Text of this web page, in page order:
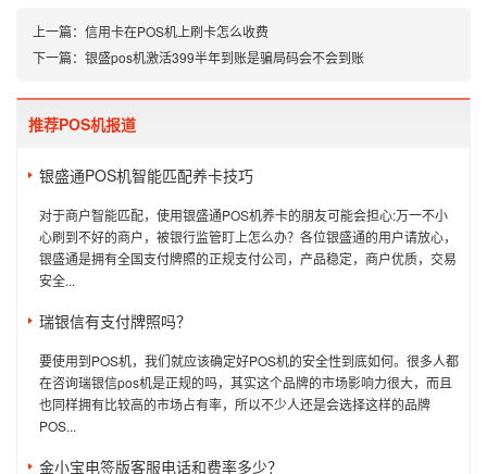
上一篇： 信用卡在POS机上刷卡怎么收费
下一篇： 银盛pos机激活399半年到账是骗局码会不会到账
推荐POS机报道
银盛通POS机智能匹配养卡技巧
对于商户智能匹配，使用银盛通POS机养卡的朋友可能会担心:万一不小
心刷到不好的商户，被银行监管盯上怎么办？各位银盛通的用户请放心，
银盛通是拥有全国支付牌照的正规支付公司，产品稳定，商户优质，交易
安全...
瑞银信有支付牌照吗？
要使用到POS机，我们就应该确定好POS机的安全性到底如何。很多人都
在咨询瑞银信pos机是正规的吗，其实这个品牌的市场影响力很大，而且
也同样拥有比较高的市场占有率，所以不少人还是会选择这样的品牌
POS...
金小宝电签版客服电话和费率多少？